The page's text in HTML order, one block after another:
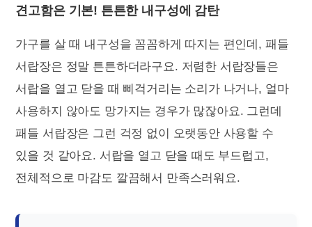
견고함은 기본! 튼튼한 내구성에 감탄
가구를 살 때 내구성을 꼼꼼하게 따지는 편인데, 패들
서랍장은 정말 튼튼하더라구요. 저렴한 서랍장들은
서랍을 열고 닫을 때 삐걱거리는 소리가 나거나, 얼마
사용하지 않아도 망가지는 경우가 많잖아요. 그런데
패들 서랍장은 그런 걱정 없이 오랫동안 사용할 수
있을 것 같아요. 서랍을 열고 닫을 때도 부드럽고,
전체적으로 마감도 깔끔해서 만족스러워요.